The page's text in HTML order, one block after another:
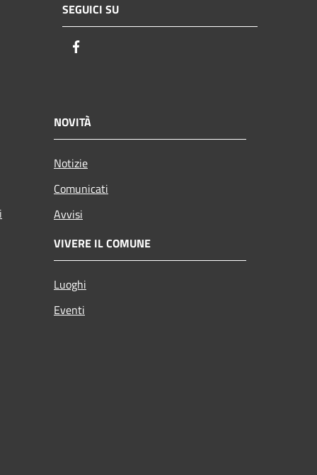
SEGUICI SU
NOVITÀ
Notizie
Comunicati
Avvisi
VIVERE IL COMUNE
Luoghi
Eventi